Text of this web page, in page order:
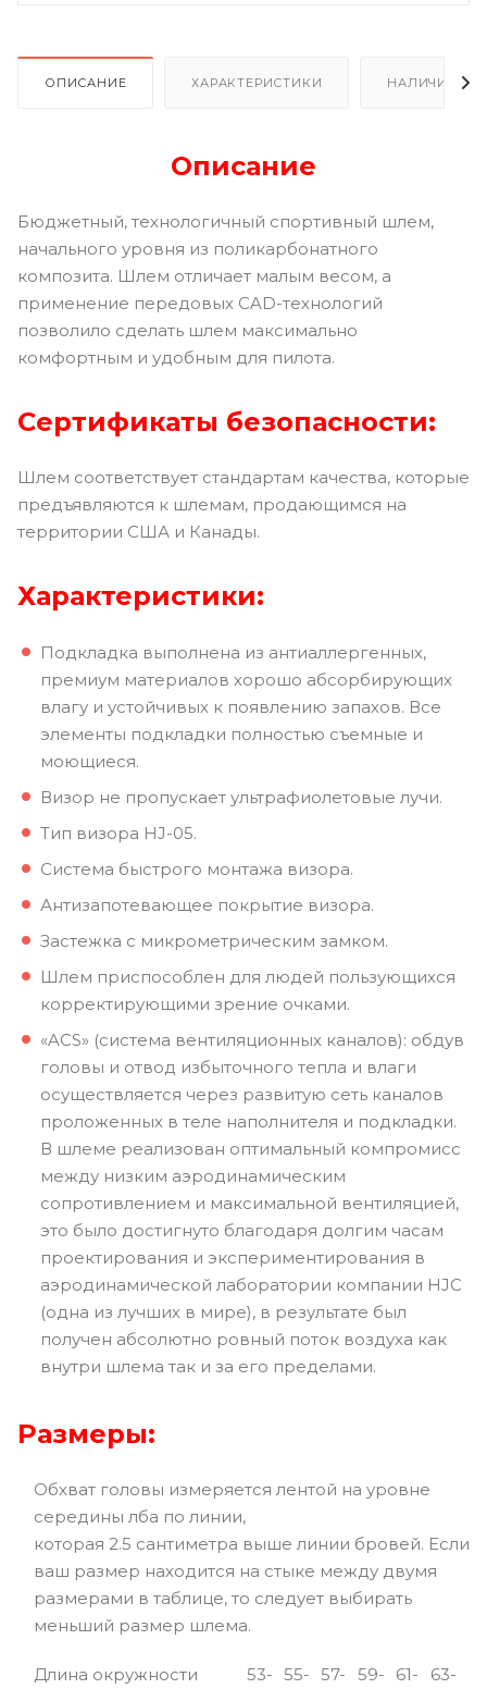
ОПИСАНИЕ ХАРАКТЕРИСТИКИ НАЛИЧИЕ В
Описание
Бюджетный, технологичный спортивный шлем,
начального уровня из поликарбонатного
композита. Шлем отличает малым весом, а
применение передовых CAD-технологий
позволило сделать шлем максимально
комфортным и удобным для пилота.
Сертификаты безопасности:
Шлем соответствует стандартам качества, которые
предъявляются к шлемам, продающимся на
территории США и Канады.
Характеристики:
Подкладка выполнена из антиаллергенных,
премиум материалов хорошо абсорбирующих
влагу и устойчивых к появлению запахов. Все
элементы подкладки полностью съемные и
моющиеся.
Визор не пропускает ультрафиолетовые лучи.
Тип визора HJ-05.
Система быстрого монтажа визора.
Антизапотевающее покрытие визора.
Застежка с микрометрическим замком.
Шлем приспособлен для людей пользующихся
корректирующими зрение очками.
«ACS» (система вентиляционных каналов): обдув
головы и отвод избыточного тепла и влаги
осуществляется через развитую сеть каналов
проложенных в теле наполнителя и подкладки.
В шлеме реализован оптимальный компромисс
между низким аэродинамическим
сопротивлением и максимальной вентиляцией,
это было достигнуто благодаря долгим часам
проектирования и экспериментирования в
аэродинамической лаборатории компании HJC
(одна из лучших в мире), в результате был
получен абсолютно ровный поток воздуха как
внутри шлема так и за его пределами.
Размеры:
Обхват головы измеряется лентой на уровне
середины лба по линии,
которая 2.5 сантиметра выше линии бровей. Если
ваш размер находится на стыке между двумя
размерами в таблице, то следует выбирать
меньший размер шлема.
Длина окружности 53- 55- 57- 59- 61- 63-